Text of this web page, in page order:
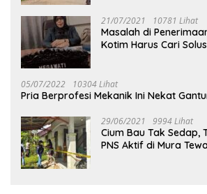
21/07/2021 10781 Lihat
Masalah di
Kotim Harus Cari
05/07/2022 10304 Lihat
Pria Berprofesi Mekanik Ini Nekat
29/06/2021 9994 Lihat
Cium Bau Tak Sedap,
PNS Aktif di Mura